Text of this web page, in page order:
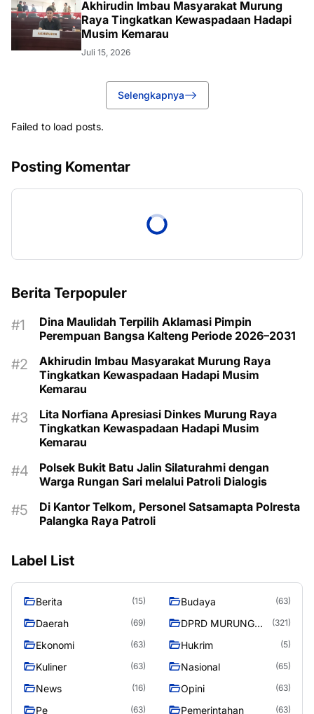
Akhirudin Imbau Masyarakat Murung
Raya Tingkatkan Kewaspadaan Hadapi
Musim Kemarau
Juli 15, 2026
Selengkapnya
Failed to load posts.
Posting Komentar
Berita Terpopuler
Dina Maulidah Terpilih Aklamasi Pimpin
Perempuan Bangsa Kalteng Periode 2026–2031
Akhirudin Imbau Masyarakat Murung Raya
Tingkatkan Kewaspadaan Hadapi Musim
Kemarau
Lita Norfiana Apresiasi Dinkes Murung Raya
Tingkatkan Kewaspadaan Hadapi Musim
Kemarau
Polsek Bukit Batu Jalin Silaturahmi dengan
Warga Rungan Sari melalui Patroli Dialogis
Di Kantor Telkom, Personel Satsamapta Polresta
Palangka Raya Patroli
Label List
Berita (15) Budaya (63)
Daerah (69)
DPRD MURUNG
(321)
Ekonomi (63) Hukrim (5)
Kuliner (63) Nasional (65)
News (16) Opini (63)
Pe (63) Pemerintahan (63)